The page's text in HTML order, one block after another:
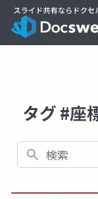
タグ #座
検索